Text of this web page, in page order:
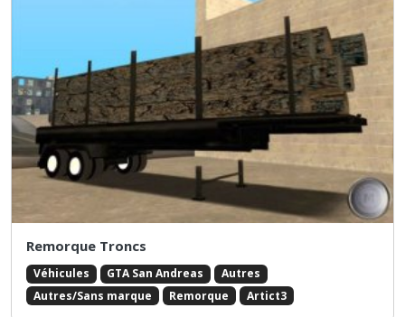
Remorque Troncs
Véhicules GTA San Andreas
Autres
Autres/Sans marque
Remorque Artict3